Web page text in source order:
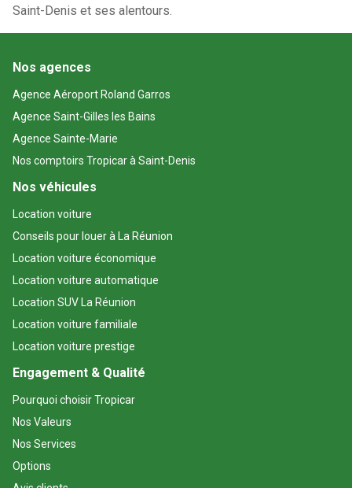
Saint-Denis et ses alentours.
Nos agences
Agence Aéroport Roland Garros
Agence Saint-Gilles les Bains
Agence Sainte-Marie
Nos comptoirs Tropicar à Saint-Denis
Nos véhicules
Location voiture
Conseils pour louer à La Réunion
Location voiture économique
Location voiture automatique
Location SUV La Réunion
Location voiture familiale
Location voiture prestige
Engagement & Qualité
Pourquoi choisir Tropicar
Nos Valeurs
Nos Services
Options